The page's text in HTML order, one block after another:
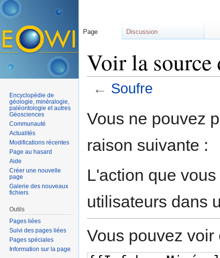
Voir la source
← Soufre
Vous ne pouvez
raison suivante :
L'action que
utilisateurs dans
Vous pouvez
Page Discussion
Encyclopédie de
géologie, minéralogie,
paléontologie et autres
Géosciences
Communauté
Actualités
Modifications récentes
Page au hasard
Aide
Créer une nouvelle
page
Galerie des nouveaux
fichiers
Outils
Pages liées
Suivi des pages liées
Pages spéciales
Information sur la page